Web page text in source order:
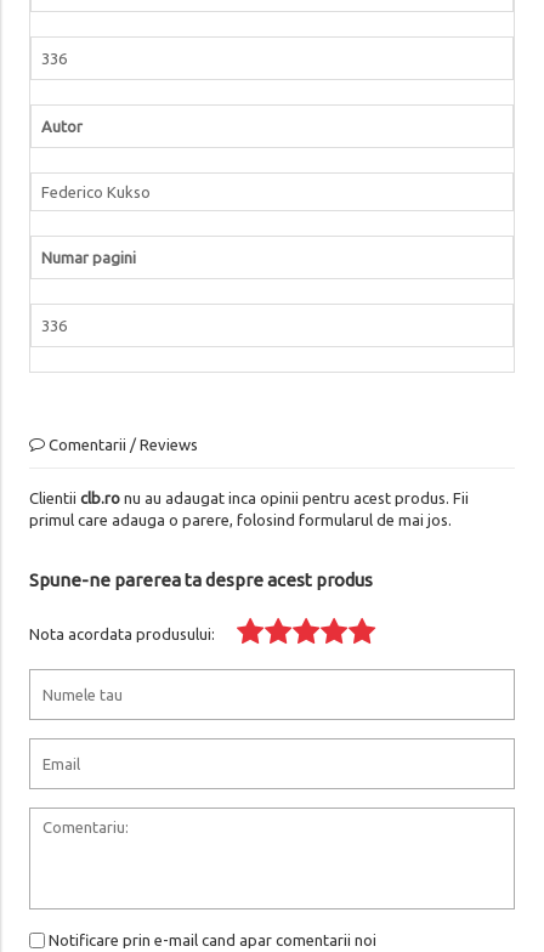
336
Autor
Federico Kukso
Numar pagini
336
Comentarii / Reviews
Clientii clb.ronu au adaugat inca opinii pentru acest produs. Fii
primul care adauga o parere, folosind formularul de mai jos.
Spune-ne parerea ta despre acest produs
Nota acordata produsului:
Notificare prin e-mail cand apar comentarii noi